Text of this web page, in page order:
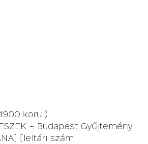
körül)
– Budapest Gyűjtemény
[leltári szám: